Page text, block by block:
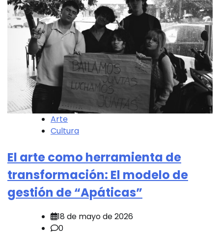
Arte
Cultura
El arte como herramienta de
transformación: El modelo de
gestión de “Apáticas”
18 de mayo de 2026
0